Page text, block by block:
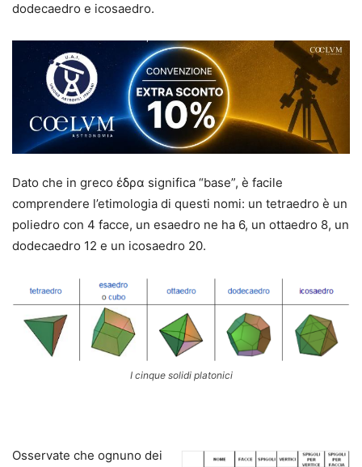
dodecaedro e icosaedro.
Dato che in greco έδρα significa “base”, è facile
comprendere l’etimologia di questi nomi: un tetraedro è un
poliedro con 4 facce, un esaedro ne ha 6, un ottaedro 8, un
dodecaedro 12 e un icosaedro 20.
I cinque solidi platonici
Osservate che ognuno dei